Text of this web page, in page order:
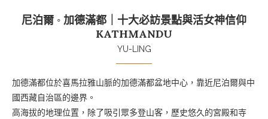
尼泊爾 ◦ 加德滿都｜十大必訪景點與活女神信仰
KATHMANDU
YU-LING
加德滿都位於喜馬拉雅山脈的加德滿都盆地中心，靠近尼泊爾與中
國西藏自治區的邊界。
高海拔的地理位置，除了吸引眾多登山客，歷史悠久的宮殿和寺